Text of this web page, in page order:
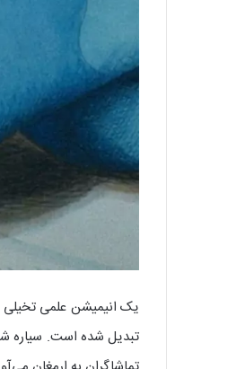
تبدیل شده است. سیاره